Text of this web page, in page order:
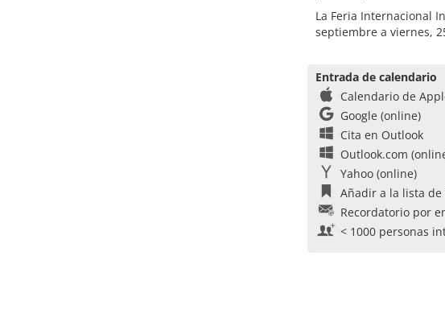
La Feria Internacional
septiembre a viernes,
Entrada de calendario
Calendario de
Google (online)
Cita en Outlook
Outlook.com
Yahoo (online)
Añadir a la lista de
Recordatorio por
< 1000 personas